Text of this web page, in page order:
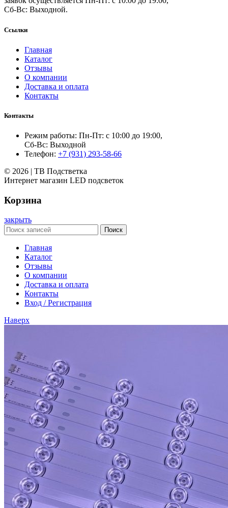
Сб-Вс: Выходной.
Ссылки
Главная
Каталог
Отзывы
О компании
Доставка и оплата
Контакты
Контакты
Режим работы: Пн-Пт: с 10:00 до 19:00,
Сб-Вс: Выходной
Телефон: +7 (931) 293-58-66
© 2026 | ТВ Подстветка
Интернет магазин LED подсветок
Корзина
закрыть
Поиск
Главная
Каталог
Отзывы
О компании
Доставка и оплата
Контакты
Вход / Регистрация
Наверх